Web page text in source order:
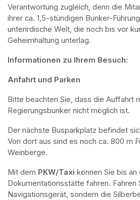
Verantwortung zugleich, denn die
ihrer ca. 1,5-stündigen Bunker-
unterirdische Welt, die noch bis vor
Geheimhaltung unterlag.
Informationen zu Ihrem Besuch:
Anfahrt und Parken
Bitte beachten Sie, dass die Auffahrt
Regierungsbunker nicht möglich ist.
Der nächste Busparkplatz befindet
Von dort aus sind es noch ca. 800 m
Weinberge.
Mit dem PKW/Taxi können Sie bis an
Dokumentationsstätte fahren. Fahren
Navigationsgerät, sondern die